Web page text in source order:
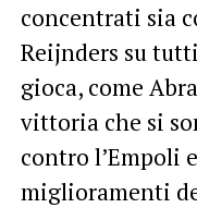
concentrati sia
Reijnders su
gioca, come
vittoria che si
contro l’Empoli
miglioramenti